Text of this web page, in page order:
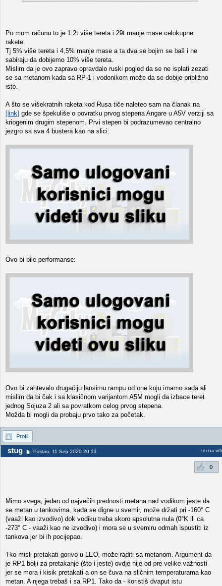
Po mom računu to je 1.2t više tereta i 29t manje mase celokupne
rakete.
Tj 5% više tereta i 4,5% manje mase a ta dva se bojim se baš i ne
sabiraju da dobijemo 10% više tereta.
Mislim da je ovo zapravo opravdalo ruski pogled da se ne isplati zezati
se sa metanom kada sa RP-1 i vodonikom može da se dobije približno
isto.
A što se višekratnih raketa kod Rusa tiče naleteo sam na članak na
[link] gde se špekuliše o povratku prvog stepena Angare u A5V verziji sa
kriogenim drugim stepenom. Prvi stepen bi podrazumevao centralno
jezgro sa sva 4 bustera kao na slici:
Ovo bi bile performanse:
Ovo bi zahtevalo drugačiju lansirnu rampu od one koju imamo sada ali
mislim da bi čak i sa klasičnom varijantom A5M mogli da izbace teret
jednog Sojuza 2 ali sa povratkom celog prvog stepena.
Možda bi mogli da probaju prvo tako za početak.
Profil
stug Poslao: 11 Sep 2020 20:13 Idi na vrh
0
Mimo svega, jedan od najvećih prednosti metana nad vodikom jeste da
se metan u tankovima, kada se digne u svemir, može držati pri -160° C
(vaaži kao izvodivo) dok vodiku treba skoro apsolutna nula (0°K ili ca
-273° C - vaaži kao ne izvodivo) i mora se u svemiru odmah ispustiti iz
tankova jer bi ih pocijepao.
Tko misli pretakati gorivo u LEO, može raditi sa metanom. Argument da
je RP1 bolji za pretakanje (što i jeste) ovdje nije od pre velike važnosti
jer se mora i kisik pretakati a on se čuva na sličnim temperaturama kao
metan. A njega trebaš i sa RP1. Tako da - koristiš dvaput istu